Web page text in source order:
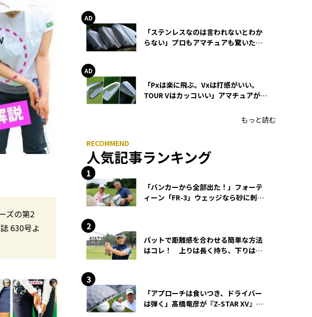
ズの第2
630号よ
「ステンレスなのは言われないとわか
らない」プロもアマチュアも驚いた
「Pxは楽に飛ぶ。Vxは打感がいい。
TOUR Vはカッコいい」アマチュアが選
もっと読む
人気記事ランキング
「バンカーから全部出た！」フォーテ
ィーン「FR-3」ウェッジなら砂に刺さ
パットで距離感を合わせる簡単な方法
はコレ！ 上りは長く持ち、下りは短
「アプローチは食いつき、ドライバー
は弾く」髙橋竜彦が『Z-STAR XV』を